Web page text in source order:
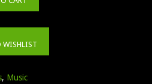
WISHLIST
, Music